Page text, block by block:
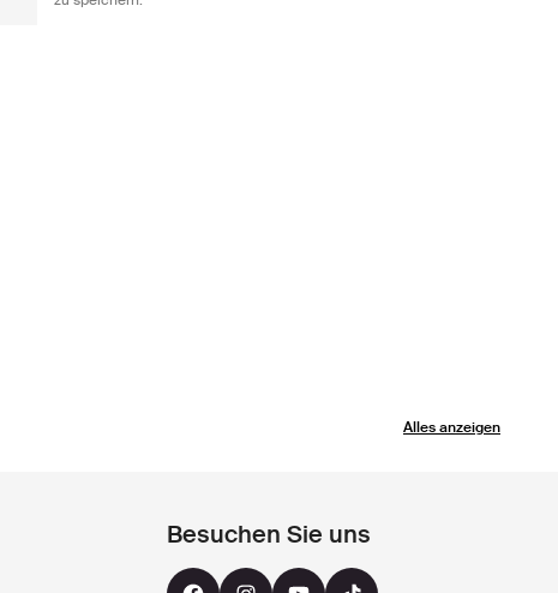
Alles anzeigen
Besuchen Sie uns